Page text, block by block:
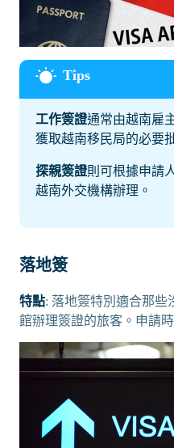
工作簽證通常由越南雇
獲取越南移民局的必要
探親簽證則可根據申請
越南外交機構辦理。
落地簽
特點: 落地簽特別適合那些
館辦理簽證的旅客。申請